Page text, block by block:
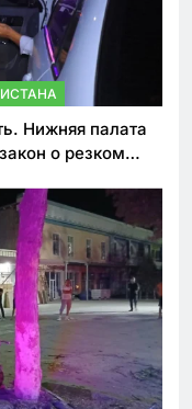
Нижняя палата
о резком